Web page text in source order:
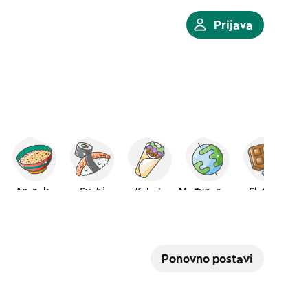
Prijava
Arapska Sushi Kebab Slatkiši
Ponovno postavi